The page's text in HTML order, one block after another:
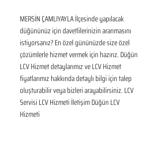
MERSİN ÇAMLIYAYLA İlçesinde yapılacak
düğününüz için davetlilerinizin aranmasını
istiyorsanız? En özel gününüzde size özel
çözümlerle hizmet vermek için hazırız. Düğün
LCV Hizmet detaylarımız ve LCV Hizmet
fiyatlarımız hakkında detaylı bilgi için talep
oluşturabilir veya bizleri arayabilirsiniz. LCV
Servisi LCV Hizmeti İletişim Düğün LCV
Hizmeti